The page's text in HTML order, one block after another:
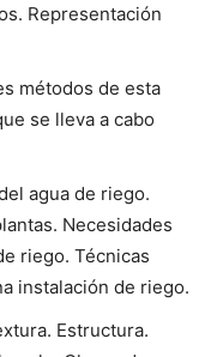
Representación
métodos de esta
se lleva a cabo
agua de riego.
Necesidades
riego. Técnicas
instalación de riego.
Estructura.